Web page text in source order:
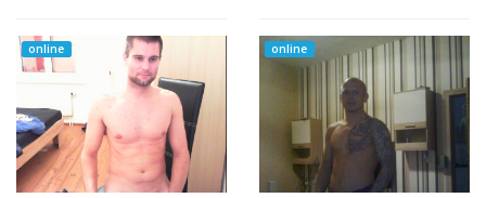
online online